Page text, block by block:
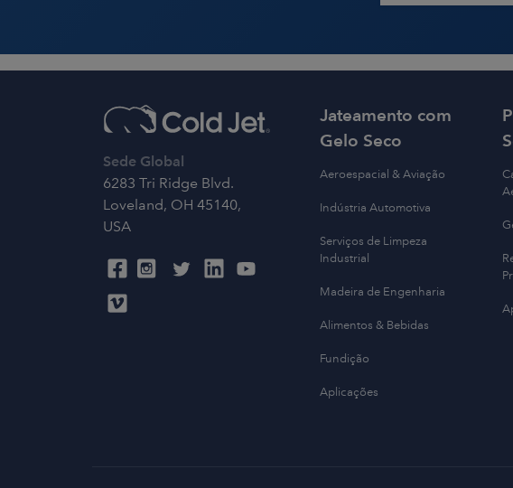
Sede Global
6283 Tri Ridge Blvd.
Loveland, OH 45140,
USA
Jateamento com
Gelo Seco
Aeroespacial & Aviação
Indústria Automotiva
Serviços de Limpeza
Industrial
Madeira de Engenharia
Alimentos & Bebidas
Fundição
Aplicações